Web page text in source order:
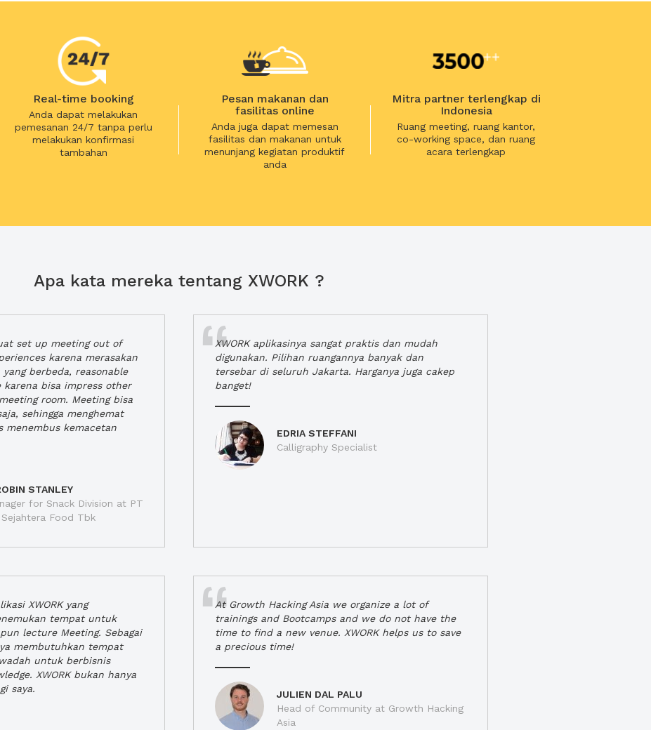
Real-time booking
Anda dapat melakukan
pemesanan 24/7 tanpa perlu
melakukan konfirmasi
tambahan
Pesan makanan dan
fasilitas online
Anda juga dapat memesan
fasilitas dan makanan untuk
menunjang kegiatan produktif
anda
Mitra partner terlengkap di
Indonesia
Ruang meeting, ruang kantor,
co-working space, dan ruang
acara terlengkap
Apa kata mereka tentang XWORK ?
set up meeting out of
karena merasakan
berbeda, reasonable
bisa impress other
room. Meeting bisa
sehingga menghemat
menembus kemacetan
STANLEY
for Snack Division at PT
Food Tbk
XWORK aplikasinya sangat praktis dan mudah
digunakan. Pilihan ruangannya banyak dan
tersebar di seluruh Jakarta. Harganya juga cakep
banget!
EDRIA STEFFANI
Calligraphy Specialist
XWORK yang
tempat untuk
lecture Meeting. Sebagai
membutuhkan tempat
untuk berbisnis
XWORK bukan hanya
saya.
At Growth Hacking Asia we organize a lot of
trainings and Bootcamps and we do not have the
time to find a new venue. XWORK helps us to save
a precious time!
JULIEN DAL PALU
Head of Community at Growth Hacking
Asia